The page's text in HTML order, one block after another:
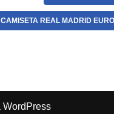
CAMISETA REAL MADRID
WordPress